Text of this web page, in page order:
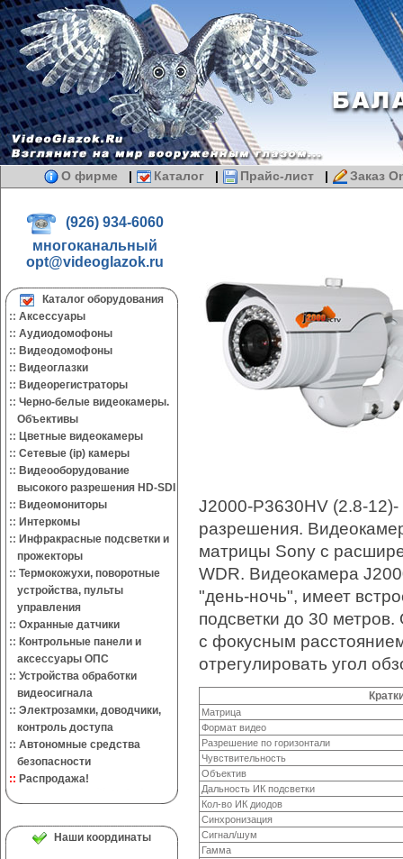
О фирме | Каталог | Прайс-лист | Заказ
(926) 934-6060
многоканальный
opt@videoglazok.ru
Каталог оборудования
:: Аксессуары
:: Аудиодомофоны
:: Видеодомофоны
:: Видеоглазки
:: Видеорегистраторы
:: Черно-белые видеокамеры.
Объективы
:: Цветные видеокамеры
:: Сетевые (ip) камеры
:: Видеооборудование
высокого разрешения HD-SDI
:: Видеомониторы
:: Интеркомы
:: Инфракрасные подсветки и
прожекторы
:: Термокожухи, поворотные
устройства, пульты
управления
:: Охранные датчики
:: Контрольные панели и
аксессуары ОПС
:: Устройства обработки
видеосигнала
:: Электрозамки, доводчики,
контроль доступа
:: Автономные средства
безопасности
:: Распродажа!
Наши координаты
J2000-P3630HV (2.8-
разрешения.
матрицы Sony с
WDR. Видеокамера
"день-ночь", имеет
подсветки до 30
с фокусным
отрегулировать угол
Матрица
Формат видео
Разрешение по горизонтали
Чувствительность
Объектив
Дальность ИК подсветки
Кол-во ИК диодов
Синхронизация
Сигнал/шум
Гамма